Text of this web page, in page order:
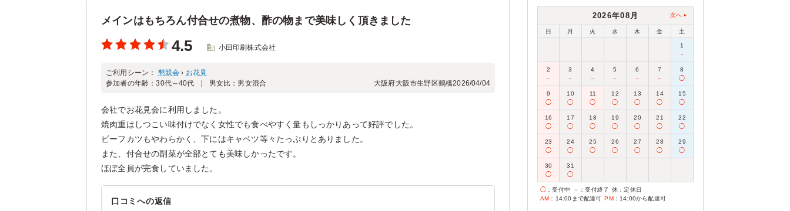
メインはもちろん付合せの煮物、酢の物まで美味しく頂きました
4.5 小田印刷株式会社
ご利用シーン： 懇親会 › お花見
参加者の年齢：30代～40代 男女比： 男女混合 大阪府大阪市生野区鶴橋2026/04/04
会社でお花見会に利用しました。
焼肉重はしつこい味付けでなく女性でも食べやすく量もしっかりあって好評でした。
ビーフカツもやわらかく、下にはキャベツ等々たっぷりとありました。
また、付合せの副菜が全部とても美味しかったです。
ほぼ全員が完食していました。
口コミへの返信
2026年08月 次へ
日 月 火 水 木 金 土
1
－
2
－
3
－
4
－
5
－
6
－
7
－
8
◯
9
◯
10
◯
11
◯
12
◯
13
◯
14
◯
15
◯
16
◯
17
◯
18
◯
19
◯
20
◯
21
◯
22
◯
23
◯
24
◯
25
◯
26
◯
27
◯
28
◯
29
◯
30
◯
31
◯
◯ ：受付中 － ：受付終了 休 ：定休日
AM ：14:00まで配達可 PM：14:00から配達可